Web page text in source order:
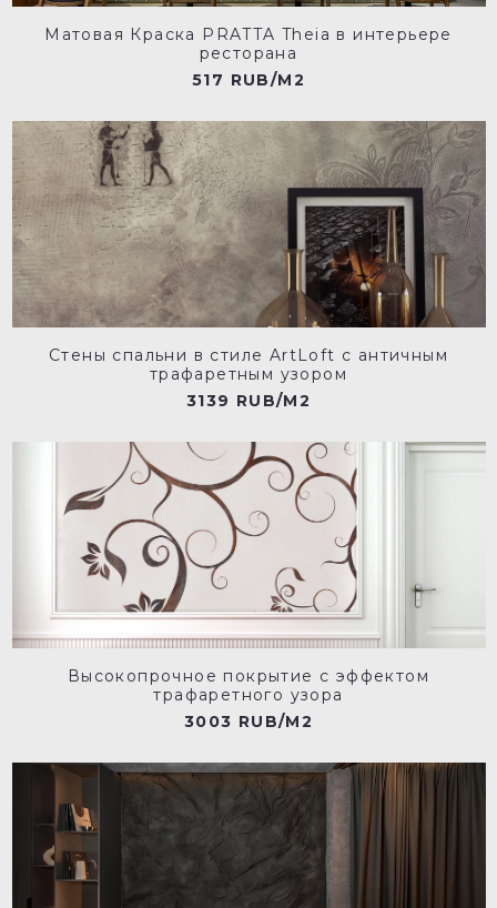
Матовая Краска PRATTA Theia в интерьере
ресторана
517 RUB/M2
Стены спальни в стиле ArtLoft с античным
трафаретным узором
3139 RUB/M2
Высокопрочное покрытие с эффектом
трафаретного узора
3003 RUB/M2